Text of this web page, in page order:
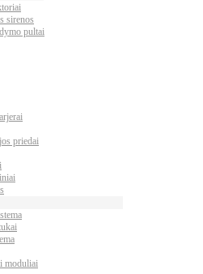
sirenos
pultai
priedai
moduliai